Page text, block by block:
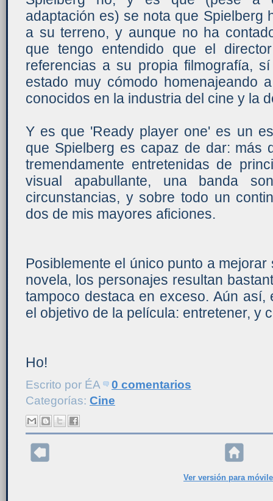
adaptación es) se nota que Spielberg
a su terreno, y aunque no ha
que tengo entendido que el
referencias a su propia filmografía,
estado muy cómodo homenajeando
conocidos en la industria del cine y la
Y es que 'Ready player one' es un
que Spielberg es capaz de dar: más
tremendamente entretenidas de
visual apabullante, una banda
circunstancias, y sobre todo un
dos de mis mayores aficiones.
Posiblemente el único punto a
novela, los personajes resultan
tampoco destaca en exceso. Aún
el objetivo de la película: entretener, y
Ho!
Escrito por ÉA
0 comentarios
Categorías: Cine
Ver versión para